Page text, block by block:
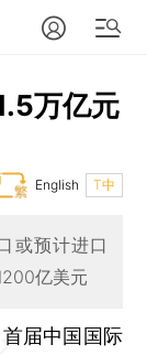
万亿元
T中
English
或预计进口
亿美元
首届中国国际